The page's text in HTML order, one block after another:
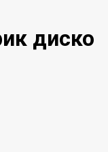
диско